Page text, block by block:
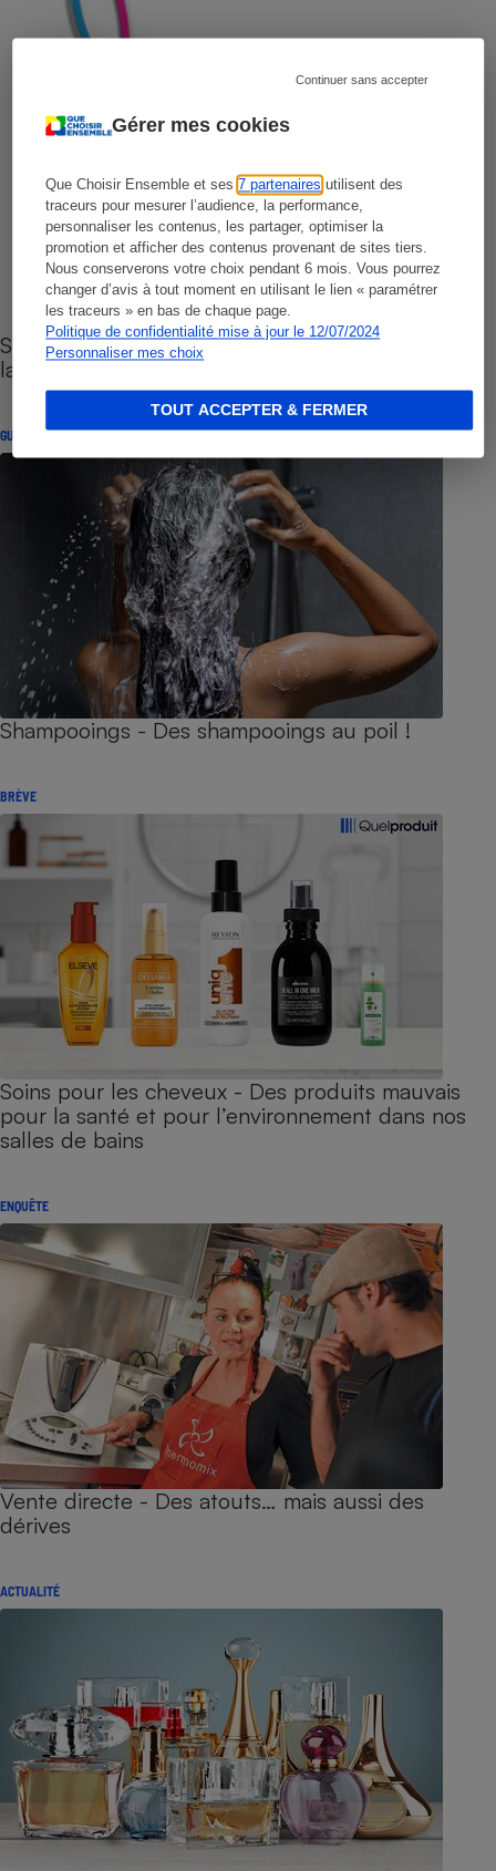
Gérer mes cookies
Que Choisir Ensemble et ses7 partenaires utilisent des
traceurs pour mesurer l’audience, la performance,
personnaliser les contenus, les partager, optimiser la
promotion et afficher des contenus provenant de sites tiers.
Nous conserverons votre choix pendant 6 mois. Vous pourrez
changer d’avis à tout moment en utilisant le lien « paramétrer
les traceurs » en bas de chaque page.
Politique de confidentialité mise à jour le 12/07/2024
Personnaliser mes choix
Continuer sans accepter
TOUT ACCEPTER & FERMER
Sites de rencontres - Nos conseils pour vous
lancer
GUIDE D'ACHAT
Shampooings - Des shampooings au poil !
BRÈVE
Soins pour les cheveux - Des produits mauvais
pour la santé et pour l’environnement dans nos
salles de bains
ENQUÊTE
Vente directe - Des atouts… mais aussi des
dérives
ACTUALITÉ